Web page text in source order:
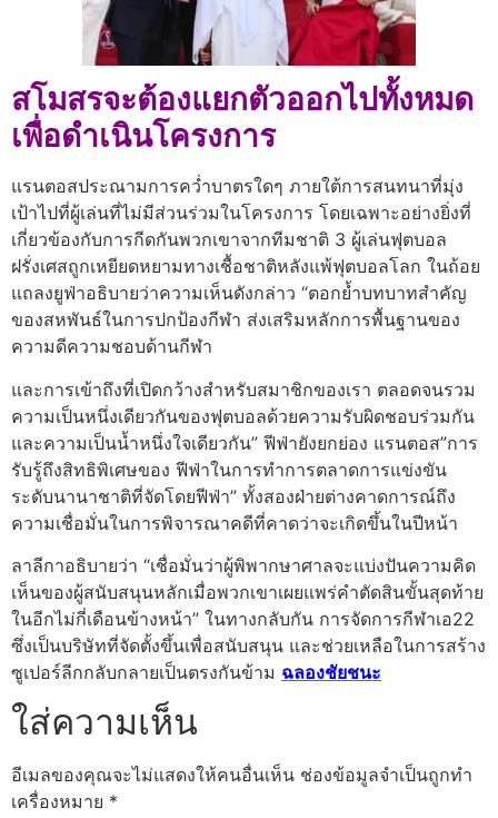
สโมสรจะต้องแยกตัวออกไปทั้งหมด
เพื่อดำเนินโครงการ
แรนตอสประณามการคว่ำบาตรใดๆ ภายใต้การสนทนาที่มุ่ง
เป้าไปที่ผู้เล่นที่ไม่มีส่วนร่วมในโครงการ โดยเฉพาะอย่างยิ่งที่
เกี่ยวข้องกับการกีดกันพวกเขาจากทีมชาติ 3 ผู้เล่นฟุตบอล
ฝรั่งเศสถูกเหยียดหยามทางเชื้อชาติหลังแพ้ฟุตบอลโลก ในถ้อย
แถลงยูฟ่าอธิบายว่าความเห็นดังกล่าว “ตอกย้ำบทบาทสำคัญ
ของสหพันธ์ในการปกป้องกีฬา ส่งเสริมหลักการพื้นฐานของ
ความดีความชอบด้านกีฬา
และการเข้าถึงที่เปิดกว้างสำหรับสมาชิกของเรา ตลอดจนรวม
ความเป็นหนึ่งเดียวกันของฟุตบอลด้วยความรับผิดชอบร่วมกัน
และความเป็นน้ำหนึ่งใจเดียวกัน” ฟีฟ่ายังยกย่อง แรนตอส”การ
รับรู้ถึงสิทธิพิเศษของ ฟีฟ่าในการทำการตลาดการแข่งขัน
ระดับนานาชาติที่จัดโดยฟีฟ่า” ทั้งสองฝ่ายต่างคาดการณ์ถึง
ความเชื่อมั่นในการพิจารณาคดีที่คาดว่าจะเกิดขึ้นในปีหน้า
ลาลีกาอธิบายว่า “เชื่อมั่นว่าผู้พิพากษาศาลจะแบ่งปันความคิด
เห็นของผู้สนับสนุนหลักเมื่อพวกเขาเผยแพร่คำตัดสินขั้นสุดท้าย
ในอีกไม่กี่เดือนข้างหน้า” ในทางกลับกัน การจัดการกีฬาเอ22
ซึ่งเป็นบริษัทที่จัดตั้งขึ้นเพื่อสนับสนุน และช่วยเหลือในการสร้าง
ซูเปอร์ลีกกลับกลายเป็นตรงกันข้าม ฉลองชัยชนะ
ใส่ความเห็น
อีเมลของคุณจะไม่แสดงให้คนอื่นเห็น ช่องข้อมูลจำเป็นถูกทำ
เครื่องหมาย *